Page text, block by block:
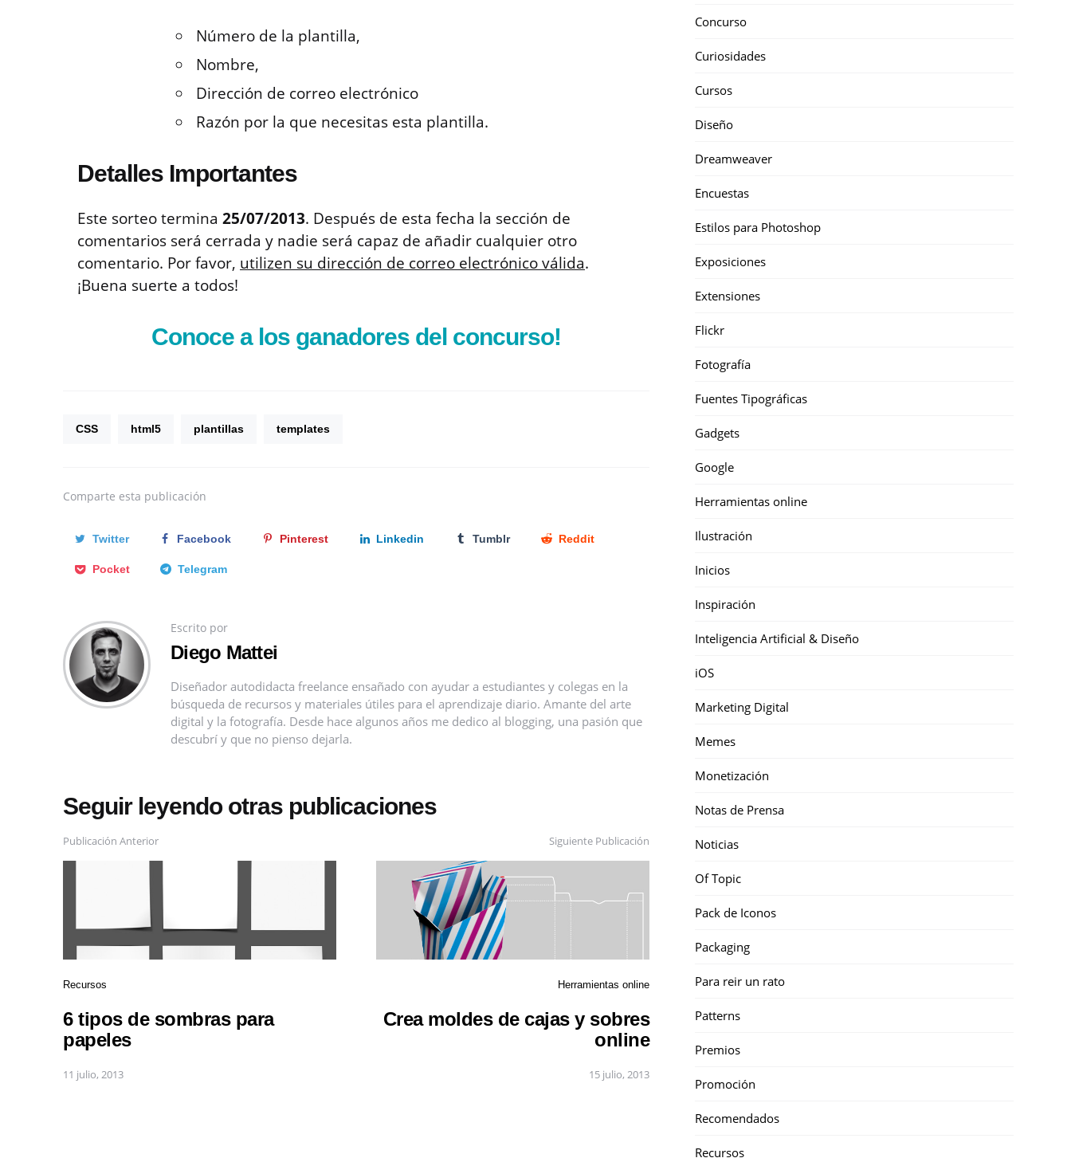
Número de la plantilla,
Nombre,
Dirección de correo electrónico
Razón por la que necesitas esta plantilla.
Detalles Importantes
Este sorteo termina 25/07/2013. Después de esta fecha la sección de
comentarios será cerrada y nadie será capaz de añadir cualquier otro
comentario. Por favor, utilizen su dirección de correo electrónico válida.
¡Buena suerte a todos!
Conoce a los ganadores del concurso!
CSS html5 plantillas templates
Comparte esta publicación
Twitter Facebook Pinterest Linkedin Tumblr Reddit
Pocket Telegram
Escrito por
Diego Mattei
Diseñador autodidacta freelance ensañado con ayudar a estudiantes y colegas en la
búsqueda de recursos y materiales útiles para el aprendizaje diario. Amante del arte
digital y la fotografía. Desde hace algunos años me dedico al blogging, una pasión que
descubrí y que no pienso dejarla.
Seguir leyendo otras publicaciones
Publicación Anterior
Recursos
6 tipos de sombras para
papeles
11 julio, 2013
Siguiente Publicación
Herramientas online
Crea moldes de cajas y sobres
online
15 julio, 2013
Concurso
Curiosidades
Cursos
Diseño
Dreamweaver
Encuestas
Estilos para Photoshop
Exposiciones
Extensiones
Flickr
Fotografía
Fuentes Tipográficas
Gadgets
Google
Herramientas online
Ilustración
Inicios
Inspiración
Inteligencia Artificial & Diseño
iOS
Marketing Digital
Memes
Monetización
Notas de Prensa
Noticias
Of Topic
Pack de Iconos
Packaging
Para reir un rato
Patterns
Premios
Promoción
Recomendados
Recursos